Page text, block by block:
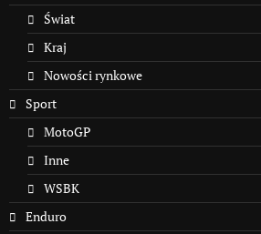
Świat
Kraj
Nowości rynkowe
Sport
MotoGP
Inne
WSBK
Enduro